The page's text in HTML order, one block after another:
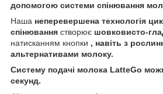
допомогою системи спінювання
Наша неперевершена технологія
спінювання створює шовковисто-
натисканням кнопки , навіть з
альтернативами молоку.
Систему подачі молока LatteGo
секунд.